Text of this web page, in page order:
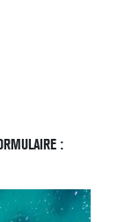
:
LES